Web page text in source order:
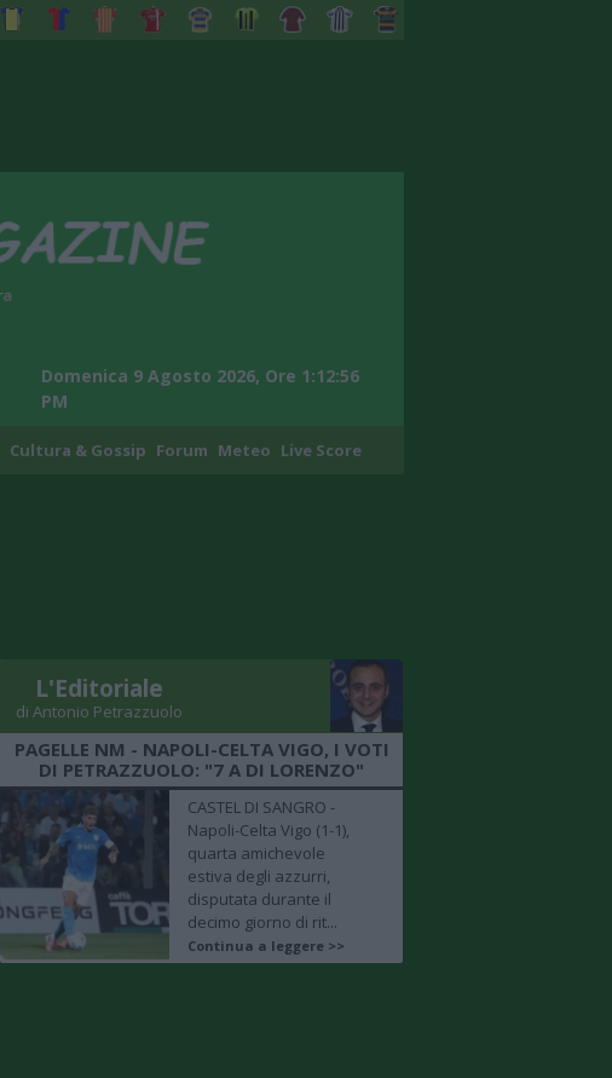
Domenica 9 Agosto 2026, Ore 1:12:58
PM
Cultura & Gossip Forum Meteo Live Score
L'Editoriale
di Antonio Petrazzuolo
PAGELLE NM - NAPOLI-CELTA VIGO, I VOTI
DI PETRAZZUOLO: "7 A DI LORENZO"
CASTEL DI SANGRO -
Napoli-Celta Vigo (1-1),
quarta amichevole
estiva degli azzurri,
disputata durante il
decimo giorno di rit...
Continua a leggere >>